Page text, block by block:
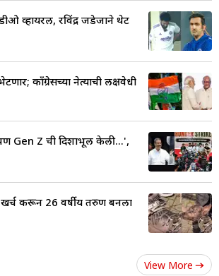
व्हायरल, रविंद्र जडेजाने थेट
काँग्रेसच्या नेत्याची लक्षवेधी
Gen Z ची दिशाभूल केली...',
करून 26 वर्षीय तरुण बनला
View More